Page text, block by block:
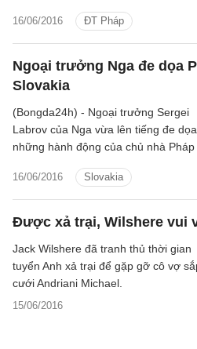
16/06/2016 ĐT Pháp
Ngoại trưởng Nga đe dọa
Slovakia
16/06/2016 Slovakia
(Bongda24h) - Ngoại trưởng Sergei
Labrov của Nga vừa lên tiếng đe dọa
những hành động của chủ nhà Pháp
nước xấu đi sau trận thua Slovakia.
Được xả trại, Wilshere vui
15/06/2016
Jack Wilshere đã tranh thủ thời gian
tuyển Anh xả trại để gặp gỡ cô vợ
cưới Andriani Michael.